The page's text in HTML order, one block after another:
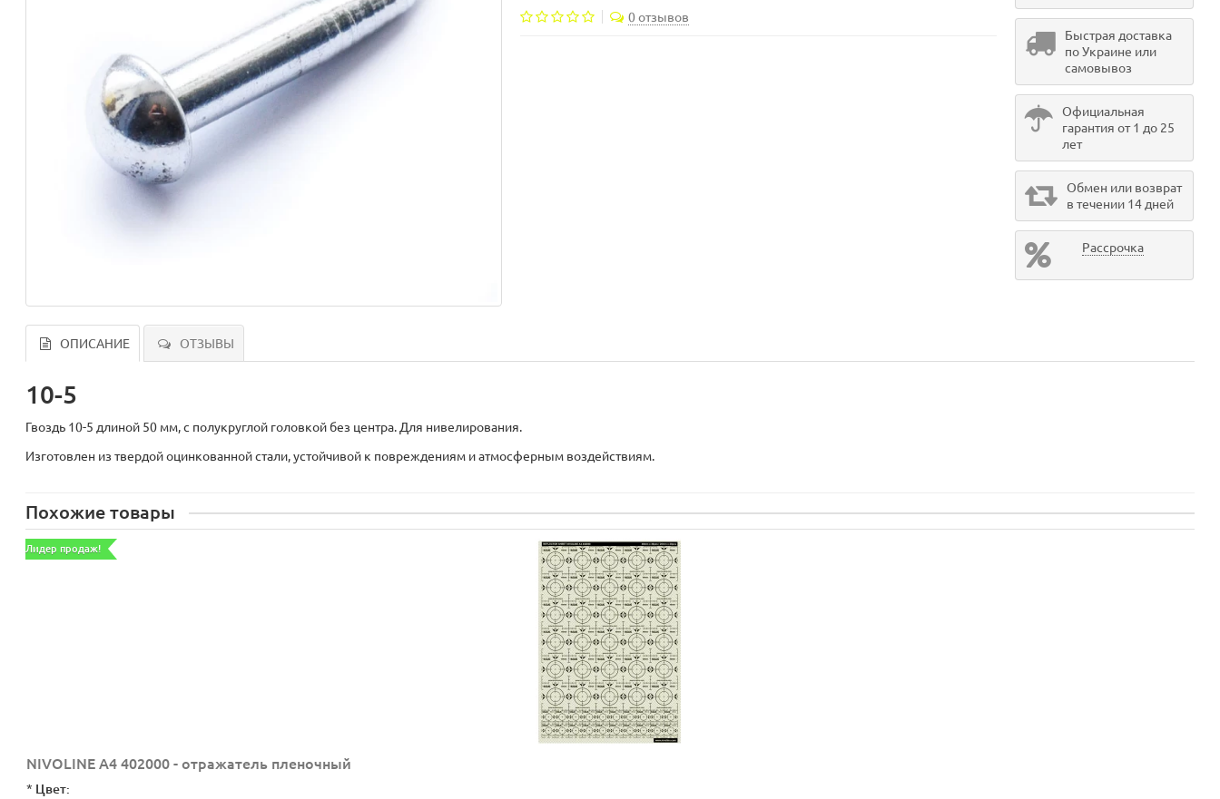
0 отзывов
Быстрая доставка
по Украине или
самовывоз
Официальная
гарантия от 1 до 25
лет
Обмен или возврат
в течении 14 дней
Рассрочка
ОПИСАНИЕ ОТЗЫВЫ
10-5
Гвоздь 10-5 длиной 50 мм, с полукруглой головкой без центра. Для нивелирования.
Изготовлен из твердой оцинкованной стали, устойчивой к повреждениям и атмосферным воздействиям.
Похожие товары
Лидер продаж!
NIVOLINE A4 402000 - отражатель пленочный
* Цвет: